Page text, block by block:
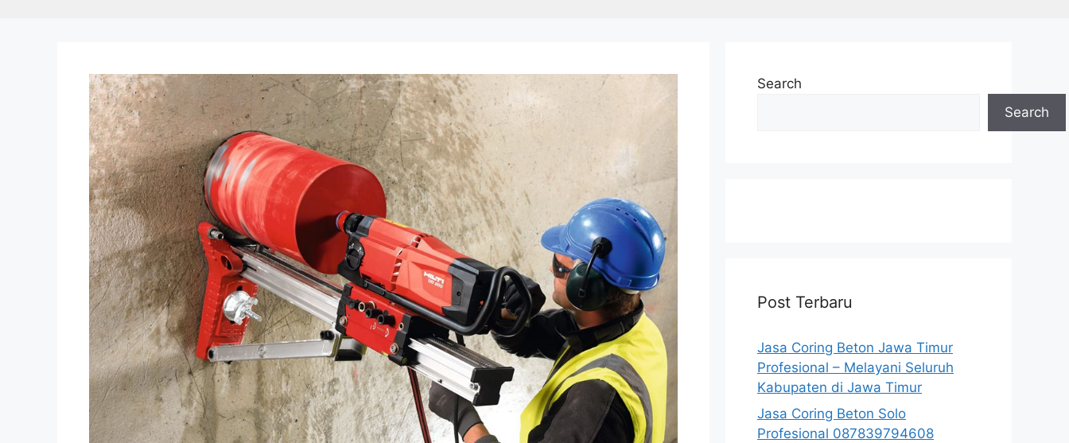
Search
Search
Post Terbaru
Jasa Coring Beton Jawa Timur
Profesional – Melayani Seluruh
Kabupaten di Jawa Timur
Jasa Coring Beton Solo
Profesional 087839794608